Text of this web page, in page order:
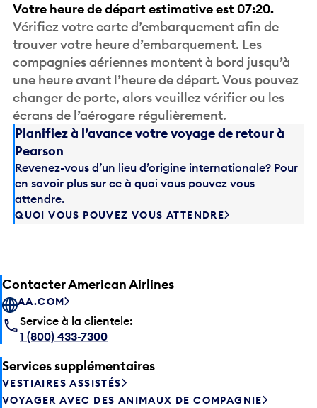
Votre heure de départ estimative est 07:20.
Vérifiez votre carte d’embarquement afin de
trouver votre heure d’embarquement. Les
compagnies aériennes montent à bord jusqu’à
une heure avant l’heure de départ. Vous pouvez
changer de porte, alors veuillez vérifier ou les
écrans de l’aérogare régulièrement.
Planifiez à l’avance votre voyage de retour à
Pearson
Revenez-vous d’un lieu d’origine internationale? Pour
en savoir plus sur ce à quoi vous pouvez vous
attendre.
QUOI VOUS POUVEZ VOUS ATTENDRE
Contacter American Airlines
AA.COM
Service à la clientele:
1 (800) 433-7300
Services supplémentaires
VESTIAIRES ASSISTÉS
VOYAGER AVEC DES ANIMAUX DE COMPAGNIE